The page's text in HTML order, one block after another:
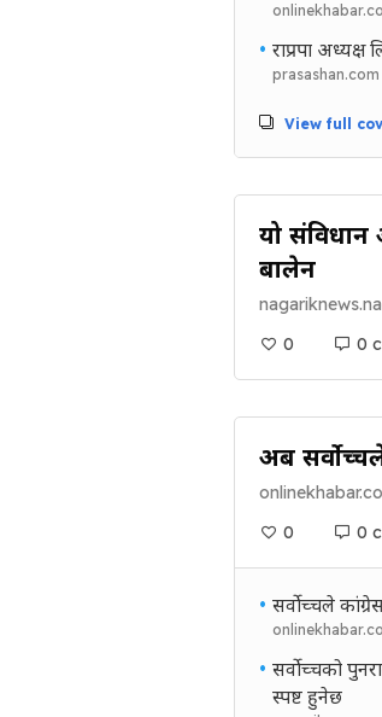
• राप्रपा अध्यक्ष
prasashan.com
View full
यो संविधान
बालेन
0
0
अब
0
0
• सर्वोच्चले
• सर्वोच्चको
स्पष्ट हुनेछ